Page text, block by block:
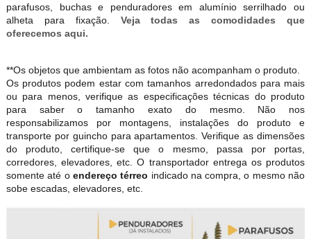
parafusos, buchas e penduradores em alumínio serrilhado ou
alheta para fixação. Veja todas as comodidades que
oferecemos aqui.
**Os objetos que ambientam as fotos não acompanham o produto.
Os produtos podem estar com tamanhos arredondados para mais
ou para menos, verifique as especificações técnicas do produto
para saber o tamanho exato do mesmo. Não nos
responsabilizamos por montagens, instalações do produto e
transporte por guincho para apartamentos. Verifique as dimensões
do produto, certifique-se que o mesmo, passa por portas,
corredores, elevadores, etc. O transportador entrega os produtos
somente até o endereço térreo indicado na compra, o mesmo não
sobe escadas, elevadores, etc.